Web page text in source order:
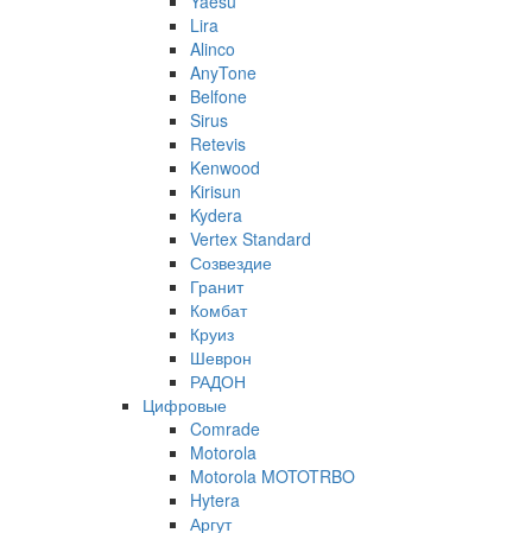
Lira
Alinco
AnyTone
Belfone
Sirus
Retevis
Kenwood
Kirisun
Kydera
Vertex Standard
Созвездие
Гранит
Комбат
Круиз
Шеврон
РАДОН
Цифровые
Comrade
Motorola
Motorola MOTOTRBO
Hytera
Аргут